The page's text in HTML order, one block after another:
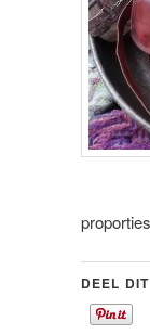
DEEL